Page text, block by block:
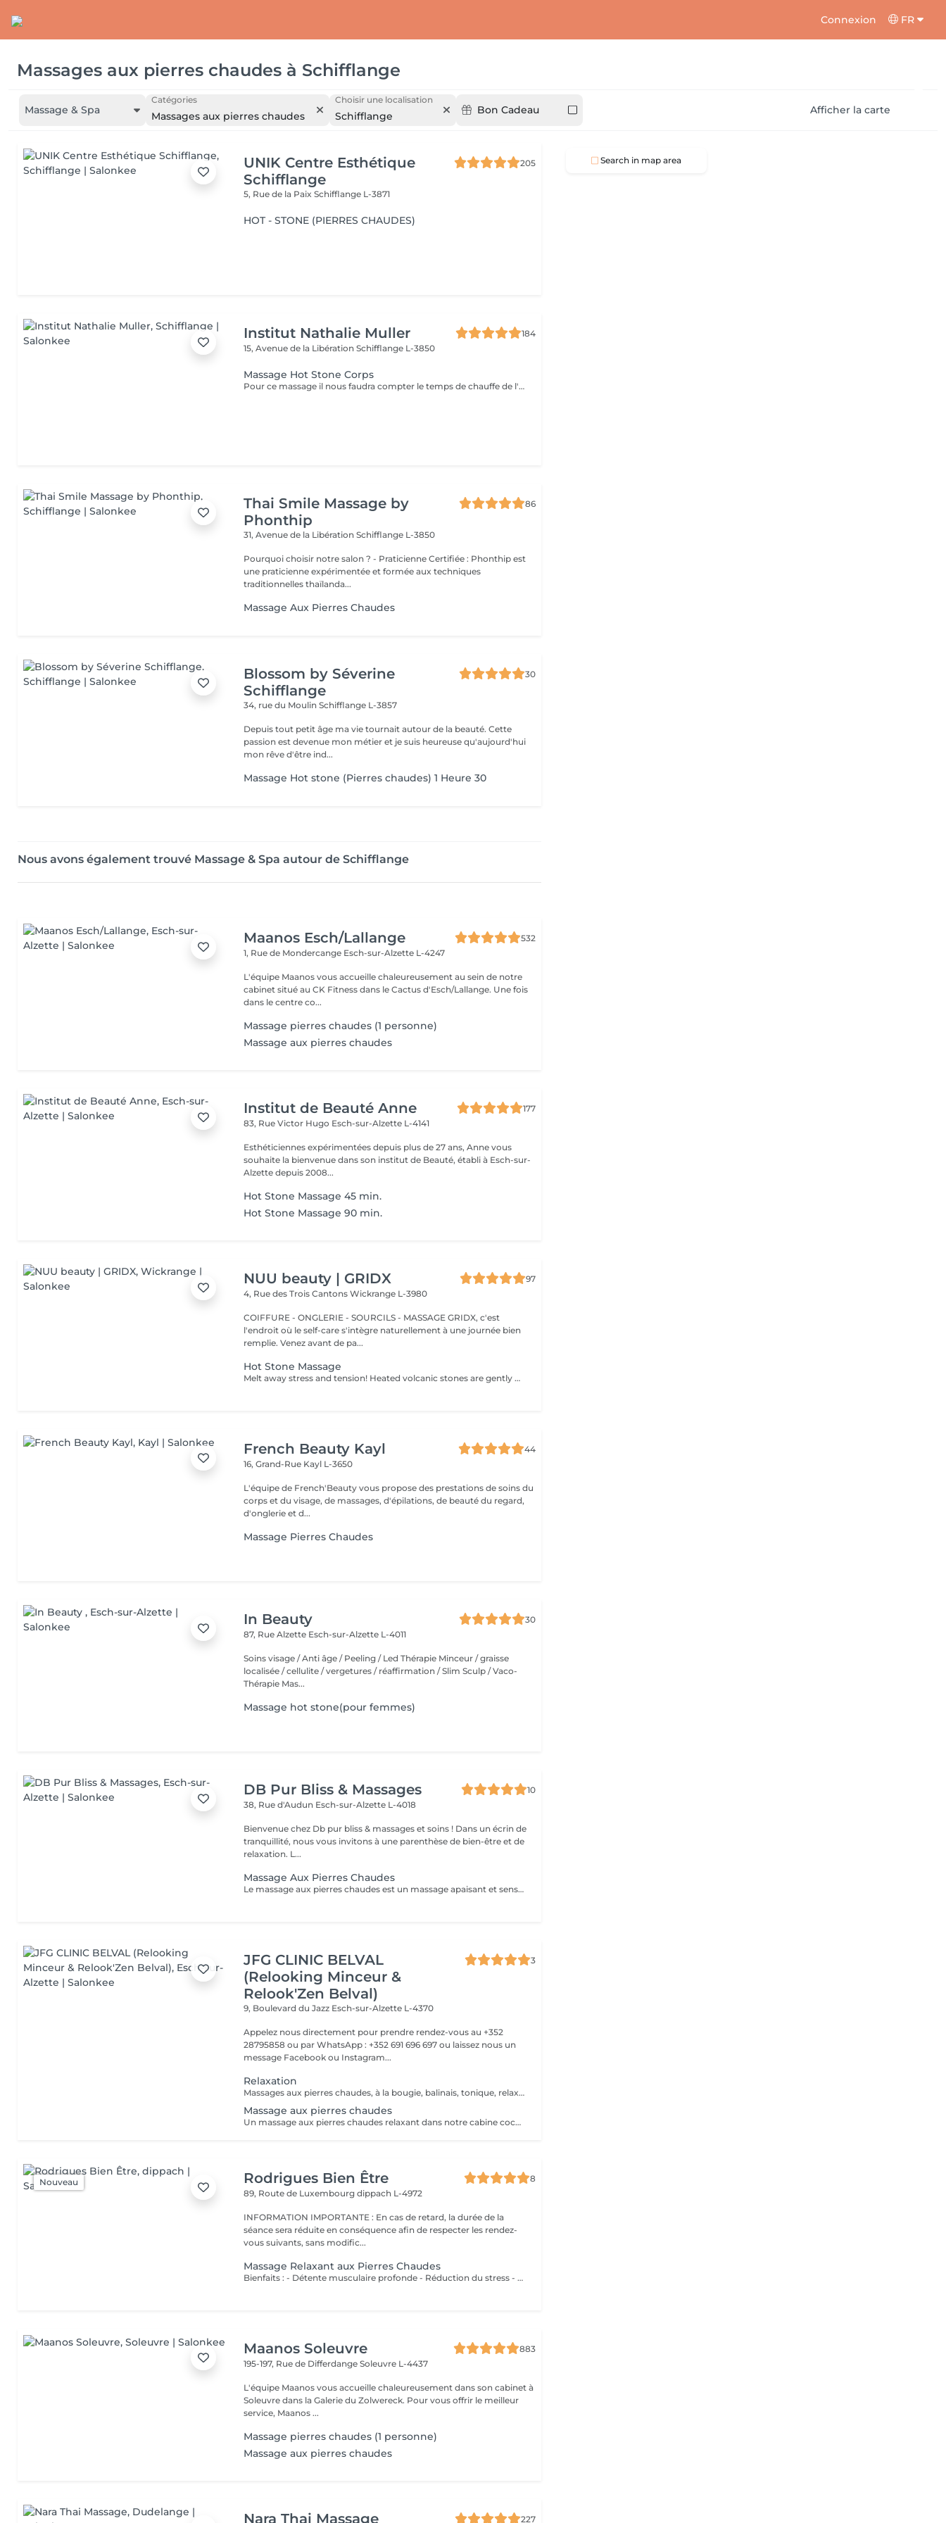
Connexion FR
Massages aux pierres chaudes à Schifflange
Massage & Spa
Catégories
Massages aux pierres chaudes
Choisir une localisation
Schifflange Bon Cadeau Afficher la carte
UNIK Centre Esthétique
Schifflange
205
5, Rue de la PaixSchifflange L-3871
HOT - STONE (PIERRES CHAUDES)
Institut Nathalie Muller
184
15, Avenue de la LibérationSchifflange L-3850
Massage Hot Stone Corps
Pour ce massage il nous faudra compter le temps de chauffe de l'appareil alors prenez rendez vous à partir de 9h30 pour les soins le matin.
Thai Smile Massage by
Phonthip
86
31, Avenue de la LibérationSchifflange L-3850
Pourquoi choisir notre salon ? - Praticienne Certifiée : Phonthip est
une praticienne expérimentée et formée aux techniques
traditionnelles thaïlanda...
Massage Aux Pierres Chaudes
Blossom by Séverine
Schifflange
30
34, rue du MoulinSchifflange L-3857
Depuis tout petit âge ma vie tournait autour de la beauté. Cette
passion est devenue mon métier et je suis heureuse qu'aujourd'hui
mon rêve d'être ind...
Massage Hot stone (Pierres chaudes) 1 Heure 30
Nous avons également trouvé Massage & Spa autour de Schifflange
Maanos Esch/Lallange
532
1, Rue de Mondercange Esch-sur-Alzette L-4247
L'équipe Maanos vous accueille chaleureusement au sein de notre
cabinet situé au CK Fitness dans le Cactus d'Esch/Lallange. Une fois
dans le centre co...
Massage pierres chaudes (1 personne)
Massage aux pierres chaudes
Institut de Beauté Anne
177
83, Rue Victor Hugo Esch-sur-Alzette L-4141
Esthéticiennes expérimentées depuis plus de 27 ans, Anne vous
souhaite la bienvenue dans son institut de Beauté, établi à Esch-sur-
Alzette depuis 2008...
Hot Stone Massage 45 min.
Hot Stone Massage 90 min.
NUU beauty | GRIDX
97
4, Rue des Trois CantonsWickrange L-3980
COIFFURE - ONGLERIE - SOURCILS - MASSAGE GRIDX, c'est
l'endroit où le self-care s'intègre naturellement à une journée bien
remplie. Venez avant de pa...
Hot Stone Massage
Melt away stress and tension! Heated volcanic stones are gently placed and massaged over the body to warm the muscles, increase circulation, and promote a deep state of relaxation. Perfect for relieving tension, easing anxiety, and restoring inner calm. Age restrictions: there are no age restrictions for this procedure. Post procedure recommendations: do not do sport and any sharp movements 2-3 hours after the procedure. Frequency: 1-2 times per week, 10 times in total. Repeat once in 3-6 months.
French Beauty Kayl
44
16, Grand-Rue Kayl L-3650
L'équipe de French'Beauty vous propose des prestations de soins du
corps et du visage, de massages, d'épilations, de beauté du regard,
d'onglerie et d...
Massage Pierres Chaudes
In Beauty
30
87, Rue Alzette Esch-sur-Alzette L-4011
Soins visage / Anti âge / Peeling / Led Thérapie Minceur / graisse
localisée / cellulite / vergetures / réaffirmation / Slim Sculp / Vaco-
Thérapie Mas...
Massage hot stone(pour femmes)
DB Pur Bliss & Massages
10
38, Rue d'Audun Esch-sur-Alzette L-4018
Bienvenue chez Db pur bliss & massages et soins ! Dans un écrin de
tranquillité, nous vous invitons à une parenthèse de bien-être et de
relaxation. L...
Massage Aux Pierres Chaudes
Le massage aux pierres chaudes est un massage apaisant et sensorielle qui apprte bien-être et décontracte en douceur les tensions musculaires . La chaleur diffusé par les pierres donne une sensation de relaxation et relâchement.
JFG CLINIC BELVAL
(Relooking Minceur &
Relook'Zen Belval)
3
9, Boulevard du Jazz Esch-sur-Alzette L-4370
Appelez nous directement pour prendre rendez-vous au +352
28795858 ou par WhatsApp : +352 691 696 697 ou laissez nous un
message Facebook ou Instagram...
Relaxation
Massages aux pierres chaudes, à la bougie, balinais, tonique, relaxant traditionnel, ou par zone spécifique
Massage aux pierres chaudes
Un massage aux pierres chaudes relaxant dans notre cabine cocooning avec des doigts de fée, n'hésitez plus, appelez nous !! +352 28 795858 ou par facebook, instagram ou encore notre site internet!! JFG CLINIC BELVAL
Nouveau Rodrigues Bien Être
8
89, Route de Luxembourgdippach L-4972
INFORMATION IMPORTANTE : En cas de retard, la durée de la
séance sera réduite en conséquence afin de respecter les rendez-
vous suivants, sans modific...
Massage Relaxant aux Pierres Chaudes
Bienfaits : - Détente musculaire profonde - Réduction du stress - Amélioration de la circulation sanguine - Relaxation du corps et de l'esprit
Maanos Soleuvre
883
195-197, Rue de DifferdangeSoleuvre L-4437
L'équipe Maanos vous accueille chaleureusement dans son cabinet à
Soleuvre dans la Galerie du Zolwereck. Pour vous offrir le meilleur
service, Maanos ...
Massage pierres chaudes (1 personne)
Massage aux pierres chaudes
Nara Thai Massage 227
Search in map area